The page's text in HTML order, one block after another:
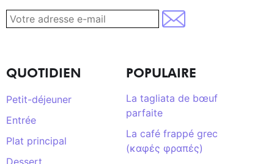
QUOTIDIEN
Petit-déjeuner
Entrée
Plat principal
Dessert
POPULAIRE
La tagliata de bœuf
parfaite
La café frappé grec
(καφές φραπές)